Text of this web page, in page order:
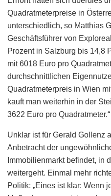
Quadratmeterpreise in
unterschiedlich, so Matthias
Geschäftsführer von
Prozent in Salzburg bis 14,8
mit 6018 Euro pro
durchschnittlichen
Quadratmeterpreis in Wien
kauft man weiterhin in der
3622 Euro pro Quadratmeter.“
Unklar ist für Gerald Gollenz
Anbetracht der
Immobilienmarkt befindet, in
weitergeht. Einmal mehr
Politik: „Eines ist klar: Wenn